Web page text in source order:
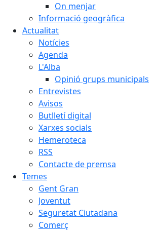
On menjar
Informació geogràfica
Actualitat
Notícies
Agenda
L'Alba
Opinió grups municipals
Entrevistes
Avisos
Butlletí digital
Xarxes socials
Hemeroteca
RSS
Contacte de premsa
Temes
Gent Gran
Joventut
Seguretat Ciutadana
Comerç